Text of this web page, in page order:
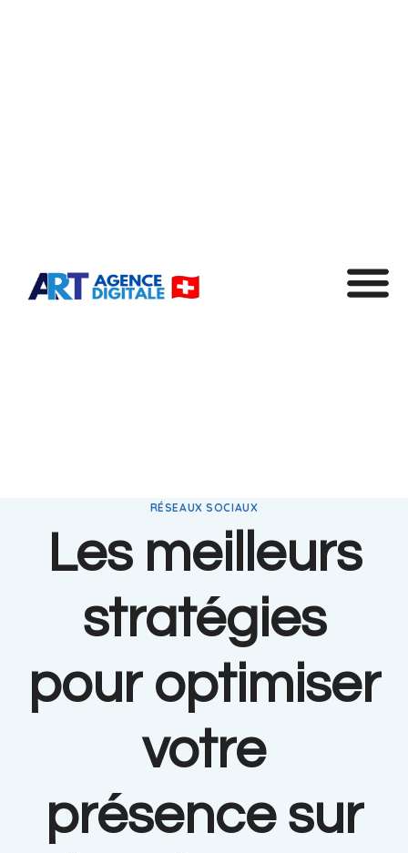
RÉSEAUX SOCIAUX
Les meilleurs
stratégies
pour optimiser
votre
présence sur